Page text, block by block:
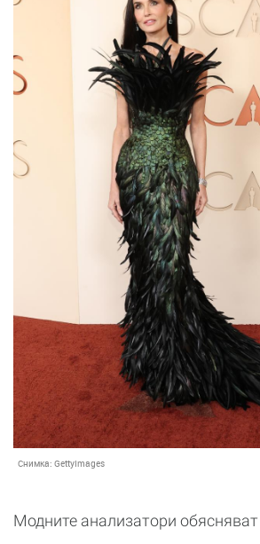
Снимка: GettyImages
Модните анализатори